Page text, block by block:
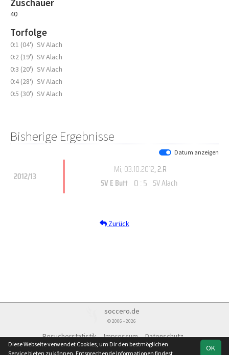
Zuschauer
40
Torfolge
0:1 (04') SV Alach
0:2 (19') SV Alach
0:3 (20') SV Alach
0:4 (28') SV Alach
0:5 (30') SV Alach
Bisherige Ergebnisse
Datum anzeigen
2012/13
Mi, 03.10.2012, 2.R
SV E Butt 0 : 5 SV Alach
Zurück
soccero.de
© 2006 - 2026
Besucherstatistik Impressum
Datenschutz
OK
Diese Webseite verwendet Cookies, um Dir den bestmöglichen
Service bieten zu können. Entsprechende Informationen findest